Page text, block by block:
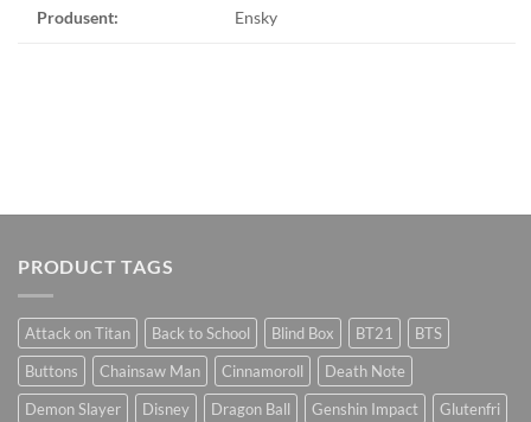
Produsent: Ensky
PRODUCT TAGS
Attack on Titan Back to School Blind Box BT21
BTS
Buttons
Chainsaw Man Cinnamoroll
Death Note
Demon Slayer
Disney Dragon Ball Genshin Impact
Glutenfri